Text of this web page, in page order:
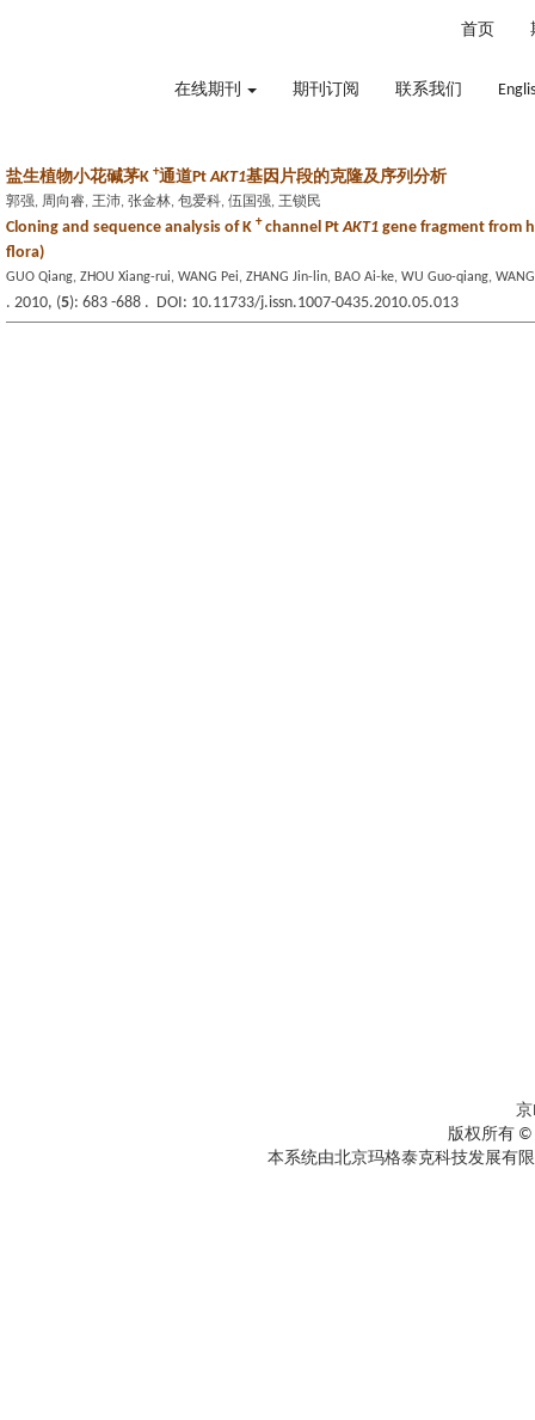
首页
在线期刊 期刊订阅 联系我们
盐生植物小花碱茅K +通道PtAKT1基因片段的克隆及序列分析
郭强, 周向睿, 王沛, 张金林, 包爱科, 伍国强, 王锁民
Cloning and sequence analysis of K + channel PtAKT1 gene fragment from
flora)
GUO Qiang, ZHOU Xiang-rui, WANG Pei, ZHANG Jin-lin, BAO Ai-ke, WU Guo-qiang,
. 2010, (5): 683 -688 . DOI: 10.11733/j.issn.1007-0435.2010.05.013
京
版权所有 ©
本系统由北京玛格泰克科技发展有